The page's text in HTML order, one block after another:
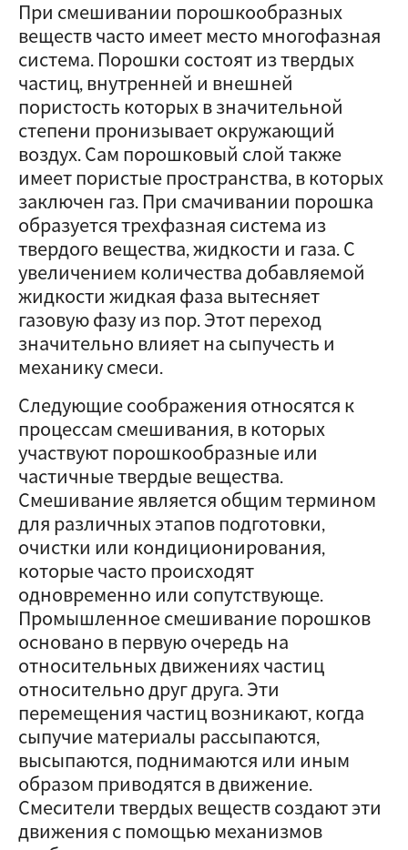
При смешивании порошкообразных
веществ часто имеет место многофазная
система. Порошки состоят из твердых
частиц, внутренней и внешней
пористость которых в значительной
степени пронизывает окружающий
воздух. Сам порошковый слой также
имеет пористые пространства, в которых
заключен газ. При смачивании порошка
образуется трехфазная система из
твердого вещества, жидкости и газа. С
увеличением количества добавляемой
жидкости жидкая фаза вытесняет
газовую фазу из пор. Этот переход
значительно влияет на сыпучесть и
механику смеси.
Следующие соображения относятся к
процессам смешивания, в которых
участвуют порошкообразные или
частичные твердые вещества.
Смешивание является общим термином
для различных этапов подготовки,
очистки или кондиционирования,
которые часто происходят
одновременно или сопутствующе.
Промышленное смешивание порошков
основано в первую очередь на
относительных движениях частиц
относительно друг друга. Эти
перемещения частиц возникают, когда
сыпучие материалы рассыпаются,
высыпаются, поднимаются или иным
образом приводятся в движение.
Смесители твердых веществ создают эти
движения с помощью механизмов